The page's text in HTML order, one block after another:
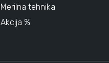
Merilna tehnika
Akcija %